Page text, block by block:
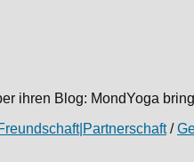
ihren Blog: MondYoga
/